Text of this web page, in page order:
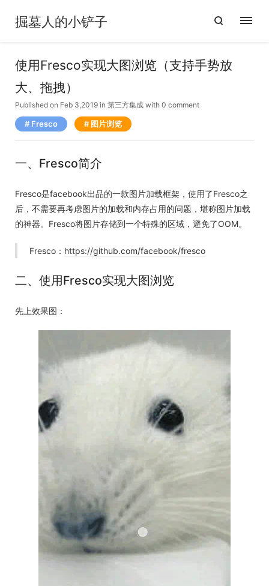
掘墓人的小铲子
使用Fresco实现大图浏览（支持手势放
大、拖拽）
Published on Feb 3,2019 in 第三方集成 with 0 comment
Fresco 图片浏览
一、Fresco简介
Fresco是facebook出品的一款图片加载框架，使用了Fresco之
后，不需要再考虑图片的加载和内存占用的问题，堪称图片加载
的神器。Fresco将图片存储到一个特殊的区域，避免了OOM。
Fresco： https://github.com/facebook/fresco
二、使用Fresco实现大图浏览
先上效果图：